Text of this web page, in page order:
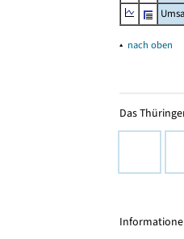
▴ nach oben
Das